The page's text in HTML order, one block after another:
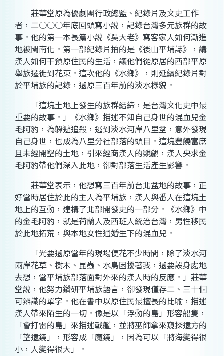
莊華堂原為優劇團行政總監、紀錄片及文史工作
者，二○○○年底回頭寫小說，記錄台灣多元族群的故
事。他的第一本長篇小說《吳大老》寫客家人如何漸進
地被閩南化。第一部紀錄片拍的是《後山平埔誌》，講
漢人如何干預原住民的生活，讓他們從原居的西部平原
舉族遷徙到花東。這次他的《水鄉》，則延續紀錄片對
於平埔族的記錄，還原三百年前的淡水樣貌。
「這塊土地上發生的族群結締，是台灣文化史中最
重要的故事。」《水鄉》描述不知自己身世的混血兒金
毛阿豹，為躲避追殺，逃到淡水河岸八里坌，意外發現
自己身世，也成為八里分社部落的頭目。這塊豐饒富庶
且未經開墾的土地，引來經商漢人的覬覦，漢人央求金
毛阿豹帶他們深入此地，卻對部落生活產生影響。
莊華堂表示，他想寫三百年前台北盆地的故事，正
好當時居住於此的主人為平埔族，漢人與番人在這塊土
地上的互動，建構了北部開發史的一部分。《水鄉》中
的金毛阿豹，就是荷蘭人及西班人統治台灣，男性移民
於此地拓荒，與本地女性通婚生下的混血兒。
「光要還原當年的現場便花不少時間，除了淡水河
兩岸花草、樹木、昆蟲、水鳥困擾著我，還要設身處地
去想，當平埔族部落面對外來的漢人時的反應。」莊華
堂說，他努力鑽研平埔族語言，卻發現僅存二、三十個
可辨識的單字。他在書中以原住民最擅長的比喻，描述
漢人帶來陌生的一切。像是以「浮動的島」形容船隻，
「會打雷的島」來描述戰艦，並將巫師拿來窺探遠方的
「望遠鏡」，形容成「魔鏡」，因為可以「將海變得很
小，人變得很大」。